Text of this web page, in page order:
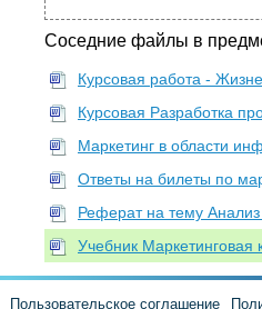
Соседние файлы в
Курсовая работа -
Курсовая Разработка
Маркетинг в области
Ответы на билеты по
Реферат на тему
Учебник
Пользовательское соглашение